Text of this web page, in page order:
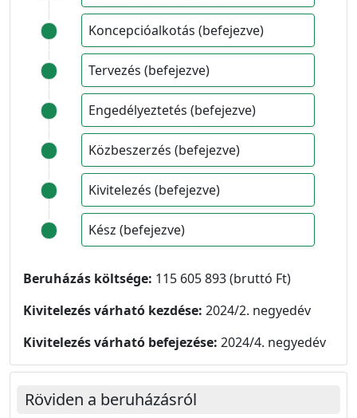
Koncepcióalkotás (befejezve)
Tervezés (befejezve)
Engedélyeztetés (befejezve)
Közbeszerzés (befejezve)
Kivitelezés (befejezve)
Kész (befejezve)
Beruházás költsége: 115 605 893 (bruttó Ft)
Kivitelezés várható kezdése: 2024/2. negyedév
Kivitelezés várható befejezése: 2024/4. negyedév
Röviden a beruházásról